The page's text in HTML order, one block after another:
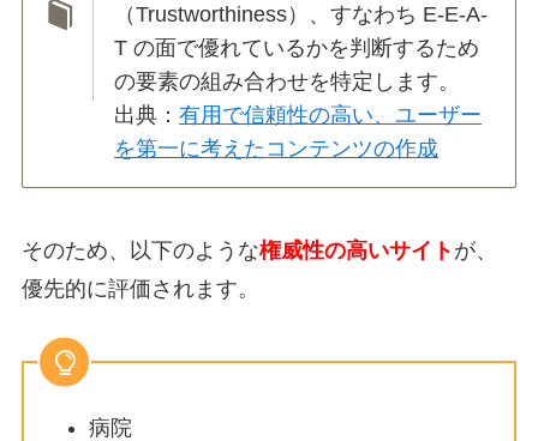
（Trustworthiness）、すなわち E-E-A-
T の面で優れているかを判断するため
の要素の組み合わせを特定します。
出典：有用で信頼性の高い、ユーザー
を第一に考えたコンテンツの作成
そのため、以下のような権威性の高いサイト が、
優先的に評価されます。
病院